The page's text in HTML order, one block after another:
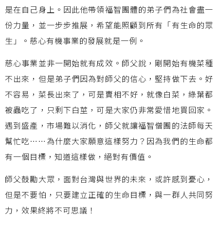
是在自己身上。因此他帶領福智團體的弟子們為社會盡一
份力量，並一步步推展，希望能照顧到所有「有生命的眾
生」。慈心有機事業的發展就是一例。
慈心事業並非一開始就有成效。師父說，剛開始有機菜種
不出來，但是弟子們因為對師父的信心，堅持做下去。好
不容易，菜長出來了，可是賣相不好，就像白菜，綠葉都
被蟲吃了，只剩下白莖，可是大家仍非常愛惜地買回家。
遇到盛產，市場難以消化，師父就讓福智僧團的法師每天
幫忙吃……為什麼大家願意這樣努力？因為我們的生命都
有一個目標，知道這樣做，絕對有價值。
師父鼓勵大眾，面對台灣與世界的未來，或許感到憂心，
但是不要怕，只要建立正確的生命目標，與一群人共同努
力，效果終將不可思議！